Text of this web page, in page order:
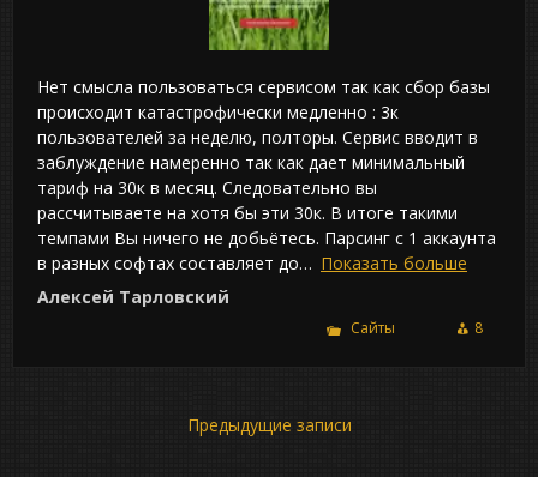
Нет смысла пользоваться сервисом так как сбор базы
происходит катастрофически медленно : 3к
пользователей за неделю, полторы. Сервис вводит в
заблуждение намеренно так как дает минимальный
тариф на 30к в месяц. Следовательно вы
рассчитываете на хотя бы эти 30к. В итоге такими
темпами Вы ничего не добьётесь. Парсинг с 1 аккаунта
в разных софтах составляет до
Показать больше
Алексей Тарловский
Сайты 8
Предыдущие записи